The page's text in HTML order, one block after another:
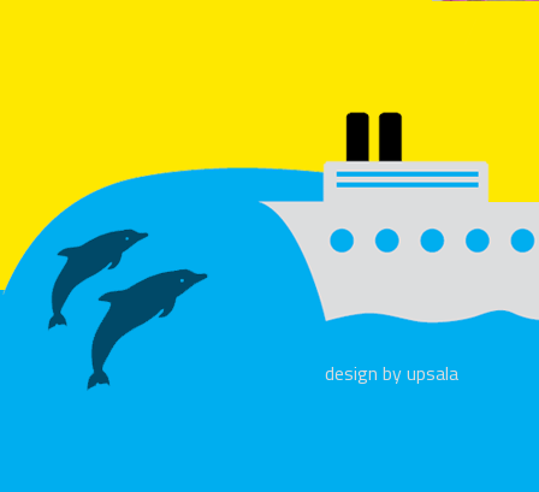
design by upsala